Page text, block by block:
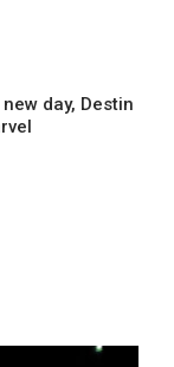
day, Destin